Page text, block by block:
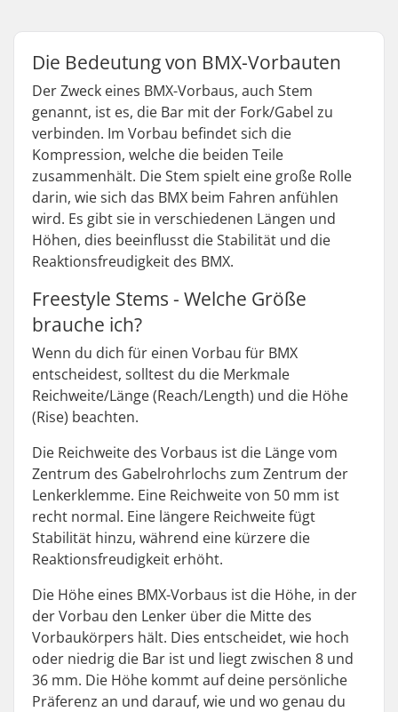
Die Bedeutung von BMX-Vorbauten
Der Zweck eines BMX-Vorbaus, auch Stem
genannt, ist es, die Bar mit der Fork/Gabel zu
verbinden. Im Vorbau befindet sich die
Kompression, welche die beiden Teile
zusammenhält. Die Stem spielt eine große Rolle
darin, wie sich das BMX beim Fahren anfühlen
wird. Es gibt sie in verschiedenen Längen und
Höhen, dies beeinflusst die Stabilität und die
Reaktionsfreudigkeit des BMX.
Freestyle Stems - Welche Größe
brauche ich?
Wenn du dich für einen Vorbau für BMX
entscheidest, solltest du die Merkmale
Reichweite/Länge (Reach/Length) und die Höhe
(Rise) beachten.
Die Reichweite des Vorbaus ist die Länge vom
Zentrum des Gabelrohrlochs zum Zentrum der
Lenkerklemme. Eine Reichweite von 50 mm ist
recht normal. Eine längere Reichweite fügt
Stabilität hinzu, während eine kürzere die
Reaktionsfreudigkeit erhöht.
Die Höhe eines BMX-Vorbaus ist die Höhe, in der
der Vorbau den Lenker über die Mitte des
Vorbaukörpers hält. Dies entscheidet, wie hoch
oder niedrig die Bar ist und liegt zwischen 8 und
36 mm. Die Höhe kommt auf deine persönliche
Präferenz an und darauf, wie und wo genau du